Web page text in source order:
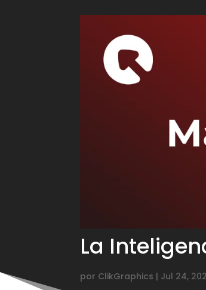
La
por ClikGraphics | Jul 24,